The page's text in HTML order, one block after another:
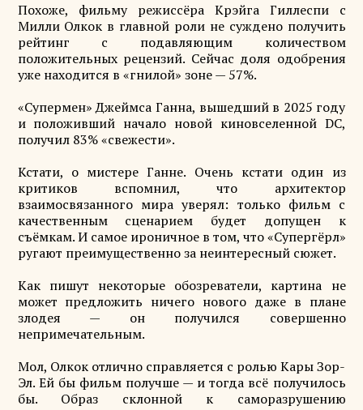
Похоже, фильму режиссёра Крэйга Гиллеспи с
Милли Олкок в главной роли не суждено получить
рейтинг с подавляющим количеством
положительных рецензий. Сейчас доля одобрения
уже находится в «гнилой» зоне — 57%.
«Супермен» Джеймса Ганна, вышедший в 2025 году
и положивший начало новой киновселенной DC,
получил 83% «свежести».
Кстати, о мистере Ганне. Очень кстати один из
критиков вспомнил, что архитектор
взаимосвязанного мира уверял: только фильм с
качественным сценарием будет допущен к
съёмкам. И самое ироничное в том, что «Супергёрл»
ругают преимущественно за неинтересный сюжет.
Как пишут некоторые обозреватели, картина не
может предложить ничего нового даже в плане
злодея — он получился совершенно
непримечательным.
Мол, Олкок отлично справляется с ролью Кары Зор-
Эл. Ей бы фильм получше — и тогда всё получилось
бы. Образ склонной к саморазрушению